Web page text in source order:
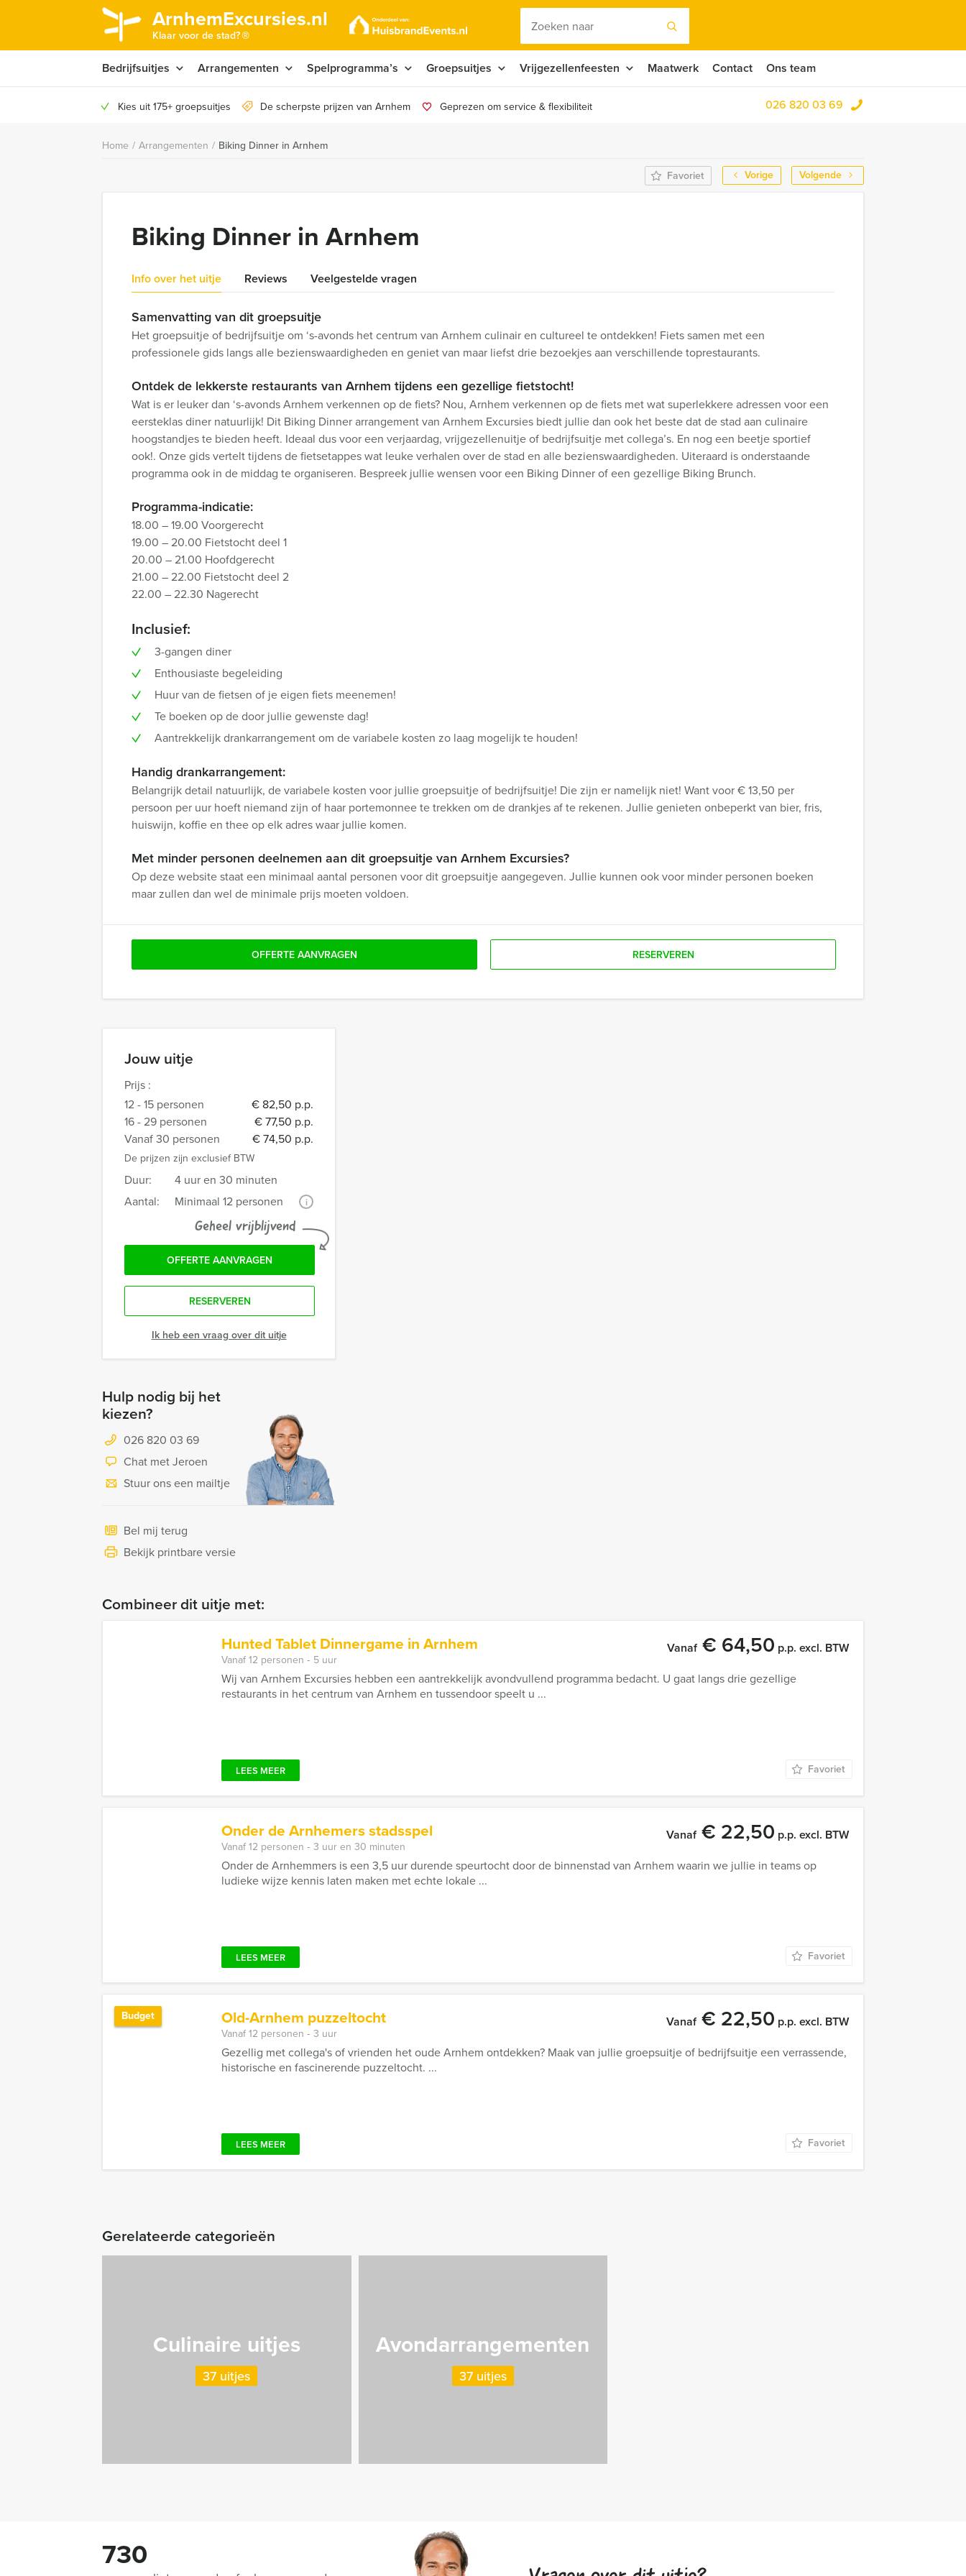
ArnhemExcursies.nl
Klaar voor de stad?®
Bedrijfsuitjes Arrangementen Spelprogramma’s Groepsuitjes Vrijgezellenfeesten Maatwerk Contact Ons team
Kies uit 175+ groepsuitjes De scherpste prijzen van Arnhem Geprezen om service & flexibiliteit 026 820 03 69
Home / Arrangementen / Biking Dinner in Arnhem
Vorige
Volgende
Favoriet
Jouw uitje
Prijs :
12 - 15 personen
€ 82,50 p.p.
16 - 29 personen
€ 77,50 p.p.
Vanaf 30 personen
€ 74,50 p.p.
De prijzen zijn exclusief BTW
Duur:
4 uur en 30 minuten
Aantal:
Minimaal 12 personen i
Geheel vrijblijvend
OFFERTE AANVRAGEN
RESERVEREN
Ik heb een vraag over dit uitje
Hulp nodig bij het
kiezen?
026 820 03 69
Chat met Jeroen
Stuur ons een mailtje
Bel mij terug
Bekijk printbare versie
Biking Dinner in Arnhem
Info over het uitje Reviews Veelgestelde vragen
Samenvatting van dit groepsuitje
Het groepsuitje of bedrijfsuitje om ‘s-avonds het centrum van Arnhem culinair en cultureel te ontdekken! Fiets samen met een
professionele gids langs alle bezienswaardigheden en geniet van maar liefst drie bezoekjes aan verschillende toprestaurants.
Ontdek de lekkerste restaurants van Arnhem tijdens een gezellige fietstocht!
Wat is er leuker dan ‘s-avonds Arnhem verkennen op de fiets? Nou, Arnhem verkennen op de fiets met wat superlekkere adressen voor een
eersteklas diner natuurlijk! Dit Biking Dinner arrangement van Arnhem Excursies biedt jullie dan ook het beste dat de stad aan culinaire
hoogstandjes te bieden heeft. Ideaal dus voor een verjaardag, vrijgezellenuitje of bedrijfsuitje met collega’s. En nog een beetje sportief
ook!. Onze gids vertelt tijdens de fietsetappes wat leuke verhalen over de stad en alle bezienswaardigheden. Uiteraard is onderstaande
programma ook in de middag te organiseren. Bespreek jullie wensen voor een Biking Dinner of een gezellige Biking Brunch.
Programma-indicatie:
18.00 – 19.00 Voorgerecht
19.00 – 20.00 Fietstocht deel 1
20.00 – 21.00 Hoofdgerecht
21.00 – 22.00 Fietstocht deel 2
22.00 – 22.30 Nagerecht
Inclusief:
3-gangen diner
Enthousiaste begeleiding
Huur van de fietsen of je eigen fiets meenemen!
Te boeken op de door jullie gewenste dag!
Aantrekkelijk drankarrangement om de variabele kosten zo laag mogelijk te houden!
Handig drankarrangement:
Belangrijk detail natuurlijk, de variabele kosten voor jullie groepsuitje of bedrijfsuitje! Die zijn er namelijk niet! Want voor € 13,50 per
persoon per uur hoeft niemand zijn of haar portemonnee te trekken om de drankjes af te rekenen. Jullie genieten onbeperkt van bier, fris,
huiswijn, koffie en thee op elk adres waar jullie komen.
Met minder personen deelnemen aan dit groepsuitje van Arnhem Excursies?
Op deze website staat een minimaal aantal personen voor dit groepsuitje aangegeven. Jullie kunnen ook voor minder personen boeken
maar zullen dan wel de minimale prijs moeten voldoen.
OFFERTE AANVRAGEN RESERVEREN
Combineer dit uitje met:
Hunted Tablet Dinnergame in Arnhem
Vanaf€ 64,50 p.p. excl. BTW
Vanaf 12 personen ‐ 5 uur
Wij van Arnhem Excursies hebben een aantrekkelijk avondvullend programma bedacht. U gaat langs drie gezellige
restaurants in het centrum van Arnhem en tussendoor speelt u ...
LEES MEER Favoriet
Onder de Arnhemers stadsspel Vanaf€ 22,50 p.p. excl. BTW
Vanaf 12 personen ‐ 3 uur en 30 minuten
Onder de Arnhemmers is een 3,5 uur durende speurtocht door de binnenstad van Arnhem waarin we jullie in teams op
ludieke wijze kennis laten maken met echte lokale ...
LEES MEER Favoriet
Old-Arnhem puzzeltocht
Budget Vanaf€ 22,50 p.p. excl. BTW
Vanaf 12 personen ‐ 3 uur
Gezellig met collega's of vrienden het oude Arnhem ontdekken? Maak van jullie groepsuitje of bedrijfsuitje een verrassende,
historische en fascinerende puzzeltocht. ...
LEES MEER Favoriet
Gerelateerde categorieën
Culinaire uitjes
37 uitjes
Avondarrangementen
37 uitjes
730